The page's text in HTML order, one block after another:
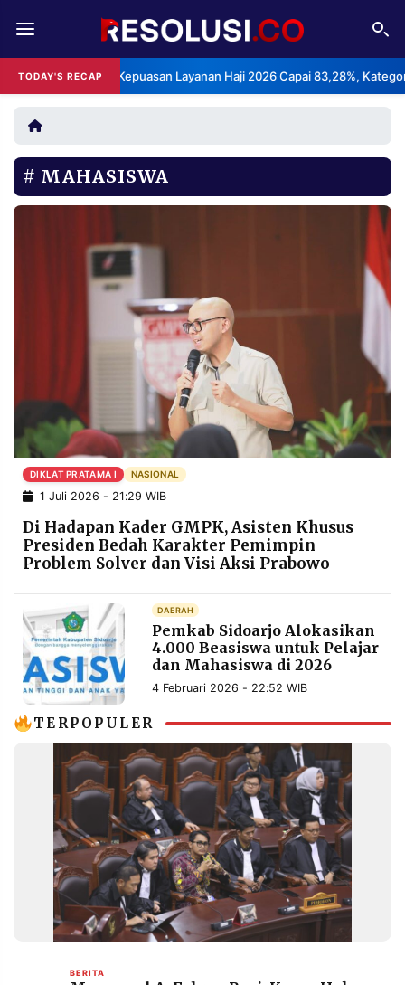
TODAY'S RECAP
BPS: Indeks Kepuasan Layanan Haji 2026 Capai 83,28%, Kategori
REDAKSI TENTANG
RESOLUSI IKLAN
RUBRIKASI
EDITORIAL AKSARA
PERSONA
NASIONAL
SPORT
PRIVACY
POLICY
BERITA
WARGA
INFORMASI
IKLAN
KIRIM
TULISAN
PENGADUAN TERM
OF
SERVICE
KAMI
RESOLUSI
MEDIA
PRAMUDITA
Resolusi.co
MAHASISWA
DIKLAT PRATAMA I NASIONAL
1 Juli 2026 - 21:29 WIB
Di Hadapan Kader GMPK, Asisten Khusus
Presiden Bedah Karakter Pemimpin
Problem Solver dan Visi Aksi Prabowo
DAERAH
Pemkab Sidoarjo Alokasikan
4.000 Beasiswa untuk Pelajar
dan Mahasiswa di 2026
4 Februari 2026 - 22:52 WIB
TERPOPULER
BERITA